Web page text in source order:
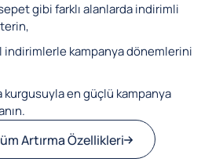
gibi farklı alanlarda indirimli
indirimlerle kampanya dönemlerini
kurgusuyla en güçlü kampanya
Artırma Özellikleri